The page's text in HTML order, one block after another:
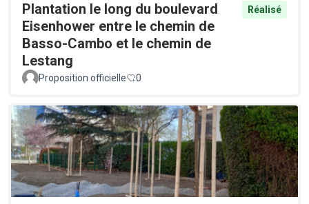
Plantation le long du boulevard
Eisenhower entre le chemin de
Basso-Cambo et le chemin de
Lestang
Réalisé
Proposition officielle 0